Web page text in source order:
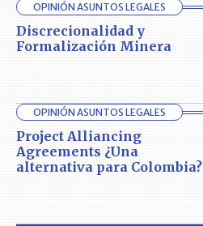
OPINIÓN ASUNTOS LEGALES
Discrecionalidad y
Formalización Minera
OPINIÓN ASUNTOS LEGALES
Project Alliancing
Agreements ¿Una
alternativa para Colombia?